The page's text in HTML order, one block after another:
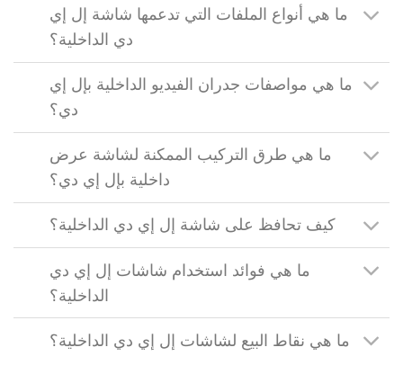
ما هي أنواع الملفات التي تدعمها شاشة إل إي
دي الداخلية؟
ما هي مواصفات جدران الفيديو الداخلية بإل إي
دي؟
ما هي طرق التركيب الممكنة لشاشة عرض
داخلية بإل إي دي؟
كيف تحافظ على شاشة إل إي دي الداخلية؟
ما هي فوائد استخدام شاشات إل إي دي
الداخلية؟
ما هي نقاط البيع لشاشات إل إي دي الداخلية؟